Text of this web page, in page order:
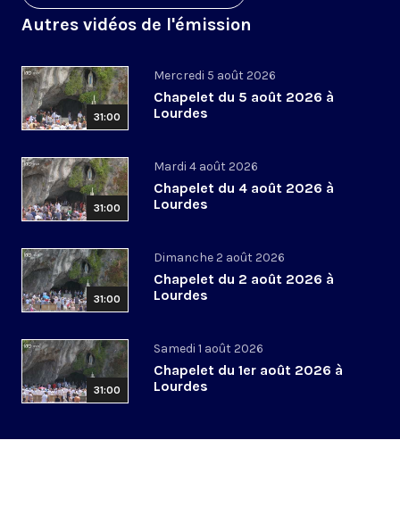
Autres vidéos de l'émission
31:00
Mercredi 5 août 2026
Chapelet du 5 août 2026 à
Lourdes
31:00
Mardi 4 août 2026
Chapelet du 4 août 2026 à
Lourdes
31:00
Dimanche 2 août 2026
Chapelet du 2 août 2026 à
Lourdes
31:00
Samedi 1 août 2026
Chapelet du 1er août 2026 à
Lourdes